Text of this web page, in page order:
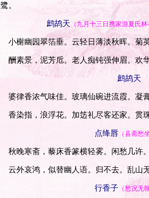
鹭。
鹧鸪天 （九月十三日携家游夏氏
小榭幽园翠箔垂。云轻日薄淡秋晖。菊
酬素景，泥芳卮。老人痴钝强伸眉。欢
鹧鸪天
婆律香浓气味佳。玻璃仙碗进流霞。凝
香染指，浪浮花。加笾礼尽客还家。贯
点绛唇 （县斋愁
秋晚寒斋，藜床香篆横轻雾。闲愁几许
云外哀鸿，似替幽人语。归不去。乱山
行香子 （愁况无